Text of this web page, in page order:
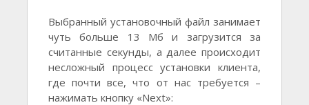
Выбранный установочный файл занимает
чуть больше 13 Мб и загрузится за
считанные секунды, а далее происходит
несложный процесс установки клиента,
где почти все, что от нас требуется –
нажимать кнопку «Next»: